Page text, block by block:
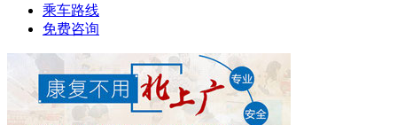
乘车路线
免费咨询